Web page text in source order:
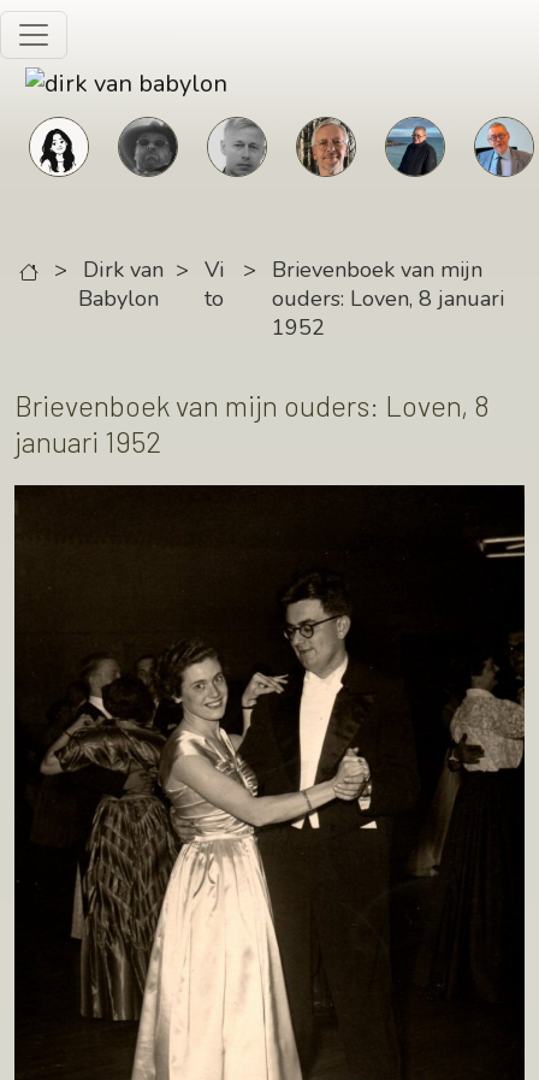
Skip to main content
>
Dirk van
Babylon
> Vi
to
>
Brievenboek van mijn
ouders: Loven, 8 januari
1952
Brievenboek van mijn ouders: Loven, 8
januari 1952